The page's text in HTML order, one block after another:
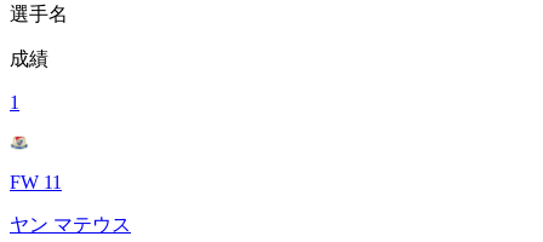
選手名
成績
1
FW 11
ヤン マテウス